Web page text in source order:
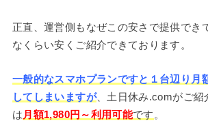
正直、運営側もなぜこの安さで提供でき
なくらい安くご紹介できております。
一般的なスマホプランですと１台辺り月
してしまいますが、土日休み.comがご紹
は 月額1,980円～利用可能です 。